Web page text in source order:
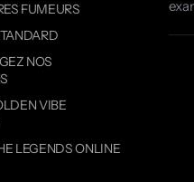
FUMEURS
NOS
VIBE
LEGENDS ONLINE